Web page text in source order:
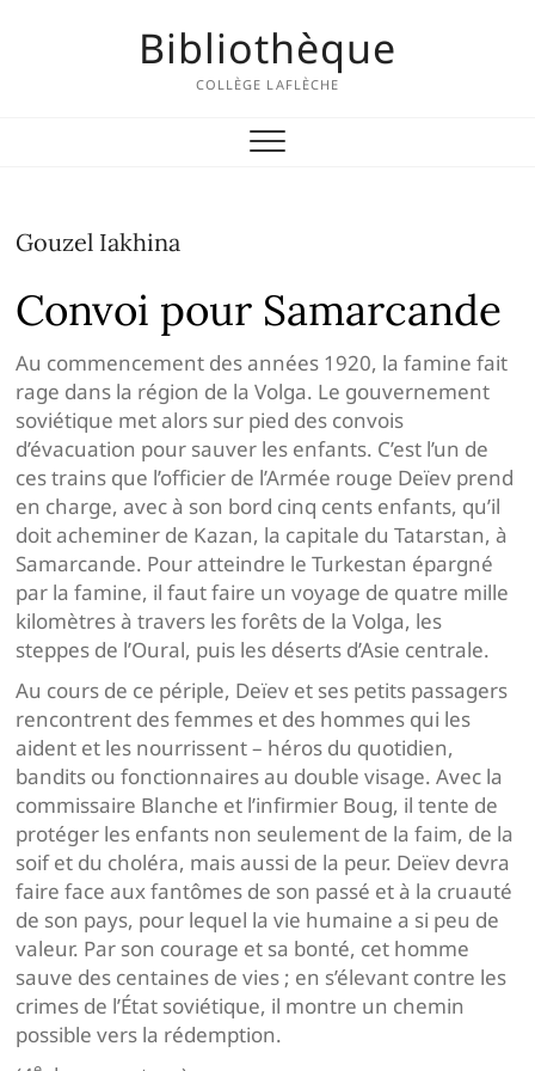
Bibliothèque
COLLÈGE LAFLÈCHE
Gouzel Iakhina
Convoi pour Samarcande
Au commencement des années 1920, la famine fait
rage dans la région de la Volga. Le gouvernement
soviétique met alors sur pied des convois
d’évacuation pour sauver les enfants. C’est l’un de
ces trains que l’officier de l’Armée rouge Deïev prend
en charge, avec à son bord cinq cents enfants, qu’il
doit acheminer de Kazan, la capitale du Tatarstan, à
Samarcande. Pour atteindre le Turkestan épargné
par la famine, il faut faire un voyage de quatre mille
kilomètres à travers les forêts de la Volga, les
steppes de l’Oural, puis les déserts d’Asie centrale.
Au cours de ce périple, Deïev et ses petits passagers
rencontrent des femmes et des hommes qui les
aident et les nourrissent – héros du quotidien,
bandits ou fonctionnaires au double visage. Avec la
commissaire Blanche et l’infirmier Boug, il tente de
protéger les enfants non seulement de la faim, de la
soif et du choléra, mais aussi de la peur. Deïev devra
faire face aux fantômes de son passé et à la cruauté
de son pays, pour lequel la vie humaine a si peu de
valeur. Par son courage et sa bonté, cet homme
sauve des centaines de vies ; en s’élevant contre les
crimes de l’État soviétique, il montre un chemin
possible vers la rédemption.